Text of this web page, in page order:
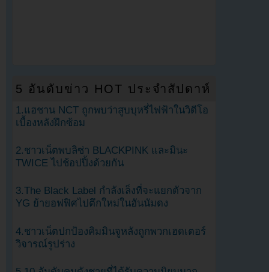
5 อันดับข่าว HOT ประจำสัปดาห์
1.แฮชาน NCT ถูกพบว่าสูบบุหรี่ไฟฟ้าในวิดีโอ
เบื้องหลังฝึกซ้อม
2.ชาวเน็ตพบลิซ่า BLACKPINK และมินะ
TWICE ไปช้อปปิ้งด้วยกัน
3.The Black Label กำลังเล็งที่จะแยกตัวจาก
YG ย้ายอฟฟิศไปตึกใหม่ในฮันนัมดง
4.ชาวเน็ตปกป้องคิมมินจูหลังถูกพวกเฮดเตอร์
วิจารณ์รูปร่าง